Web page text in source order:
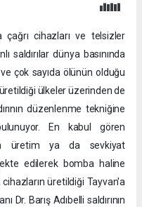
çağrı cihazları ve telsizler
saldırılar dünya basınında
çok sayıda ölünün olduğu
üretildiği ülkeler üzerinden de
düzenlenme tekniğine
En kabul gören
üretim ya da sevkiyat
edilerek bomba haline
üretildiği Tayvan'a
Dr. Barış Adıbelli saldırının